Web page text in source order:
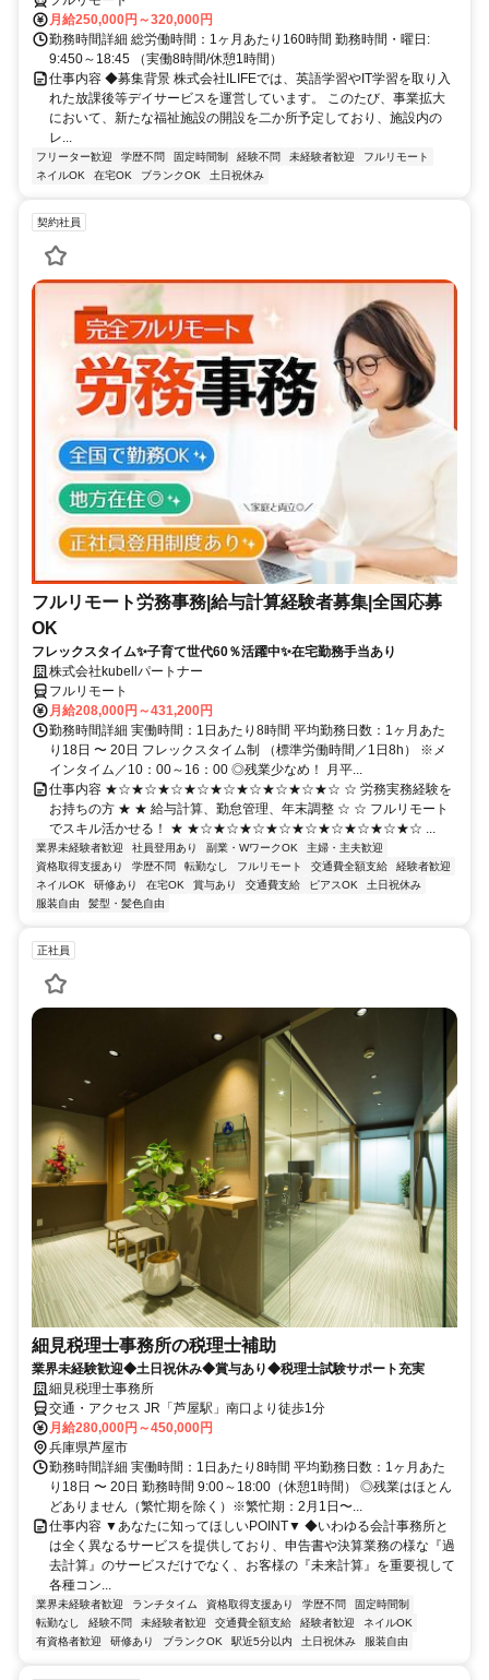
月給250,000円～320,000円
勤務時間詳細 総労働時間：1ヶ月あたり160時間 勤務時間・曜日:
9:450～18:45 （実働8時間/休憩1時間）
仕事内容 ◆募集背景 株式会社ILIFEでは、英語学習やIT学習を取り入
れた放課後等デイサービスを運営しています。 このたび、事業拡大
において、新たな福祉施設の開設を二か所予定しており、施設内の
レ...
フリーター歓迎 学歴不問 固定時間制 経験不問 未経験者歓迎
フルリモート
ネイルOK
在宅OK ブランクOK 土日祝休み
契約社員
フルリモート労務事務|給与計算経験者募集|全国応募
OK
フレックスタイム✨子育て世代60％活躍中✨在宅勤務手当あり
株式会社kubellパートナー
フルリモート
月給208,000円～431,200円
勤務時間詳細 実働時間：1日あたり8時間 平均勤務日数：1ヶ月あた
り18日 〜 20日 フレックスタイム制 （標準労働時間／1日8h） ※メ
インタイム／10：00～16：00 ◎残業少なめ！ 月平...
仕事内容 ★☆★☆★☆★☆★☆★☆★☆★☆★☆ ☆ 労務実務経験を
お持ちの方 ★ ★ 給与計算、勤怠管理、年末調整 ☆ ☆ フルリモート
でスキル活かせる！ ★ ★☆★☆★☆★☆★☆★☆★☆★☆★☆ ...
業界未経験者歓迎 社員登用あり 副業・WワークOK
主婦・主夫歓迎
資格取得支援あり
学歴不問 転勤なし フルリモート 交通費全額支給
経験者歓迎
ネイルOK
研修あり 在宅OK 賞与あり 交通費支給 ピアスOK
土日祝休み
服装自由
髪型・髪色自由
正社員
細見税理士事務所の税理士補助
業界未経験歓迎◆土日祝休み◆賞与あり◆税理士試験サポート充実
細見税理士事務所
交通・アクセス JR「芦屋駅」南口より徒歩1分
月給280,000円～450,000円
兵庫県芦屋市
勤務時間詳細 実働時間：1日あたり8時間 平均勤務日数：1ヶ月あた
り18日 〜 20日 勤務時間 9:00～18:00（休憩1時間） ◎残業はほとん
どありません（繁忙期を除く）※繁忙期：2月1日〜...
仕事内容 ▼あなたに知ってほしいPOINT▼ ◆いわゆる会計事務所と
は全く異なるサービスを提供しており、申告書や決算業務の様な『過
去計算』のサービスだけでなく、お客様の『未来計算』を重要視して
各種コン...
業界未経験者歓迎 ランチタイム 資格取得支援あり 学歴不問
固定時間制
転勤なし
経験不問 未経験者歓迎 交通費全額支給 経験者歓迎
ネイルOK
有資格者歓迎
研修あり ブランクOK 駅近5分以内 土日祝休み 服装自由